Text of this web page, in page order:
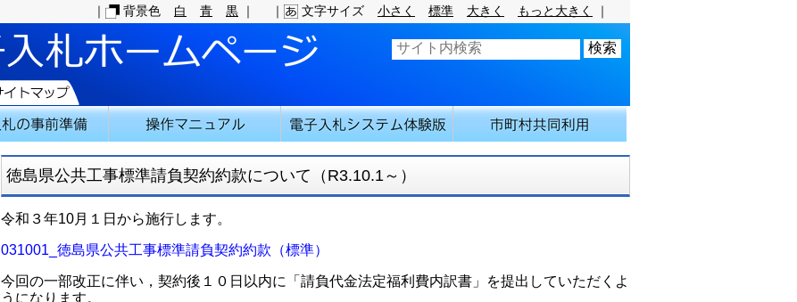
｜ 背景色 白 青 黒 ｜ ｜ 文字サイズ 小さく 標準 大きく もっと大きく ｜
徳島県公共工事標準請負契約約款について（R3.10.1～）
令和３年10月１日から施行します。
031001_徳島県公共工事標準請負契約約款（標準）
今回の一部改正に伴い，契約後１０日以内に「請負代金法定福利費内訳書」を提出していただくよ
うになります。